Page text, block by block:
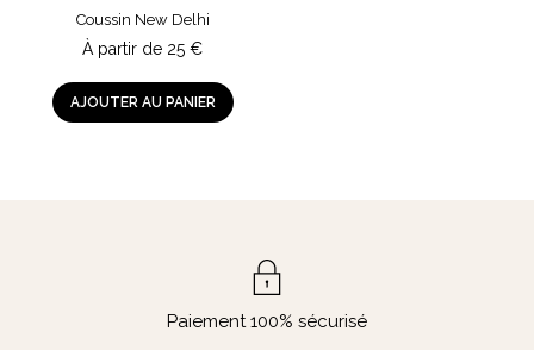
Coussin New Delhi
À partir de 25 €
AJOUTER AU PANIER
Paiement 100% sécurisé